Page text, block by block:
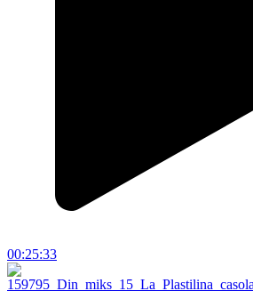
00:25:33